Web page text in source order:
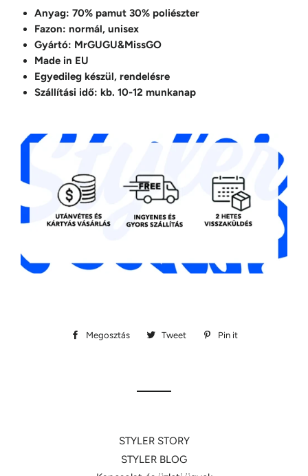
Anyag: 70% pamut 30% poliészter
Fazon: normál, unisex
Gyártó: MrGUGU&MissGO
Made in EU
Egyedileg készül, rendelésre
Szállítási idő: kb. 10-12 munkanap
Megosztás
Megosztás
Tweet
Megosztás
Pin it
STYLER STORY
STYLER BLOG